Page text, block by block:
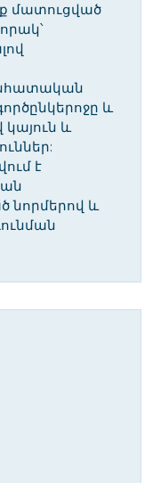
մատուցված
և
կայուն և
է
նորմերով և